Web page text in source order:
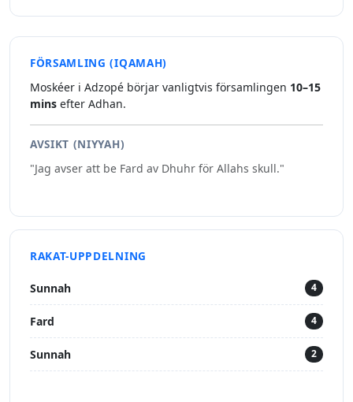
FÖRSAMLING (IQAMAH)
Moskéer i Adzopé börjar vanligtvis församlingen 10–15
mins efter Adhan.
AVSIKT (NIYYAH)
"Jag avser att be Fard av Dhuhr för Allahs skull."
RAKAT-UPPDELNING
Sunnah 4
Fard 4
Sunnah 2